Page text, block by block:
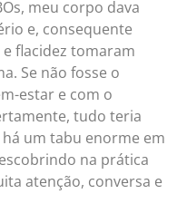
meu corpo dava
e, consequente
flacidez tomaram
Se não fosse o
estar e com o
tudo teria
um tabu enorme em
na prática
atenção, conversa e